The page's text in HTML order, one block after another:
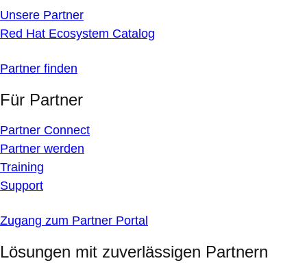
Unsere Partner
Red Hat Ecosystem Catalog
Partner finden
Für Partner
Partner Connect
Partner werden
Training
Support
Zugang zum Partner Portal
Lösungen mit zuverlässigen Partnern